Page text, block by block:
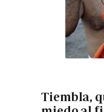
Tiembla,